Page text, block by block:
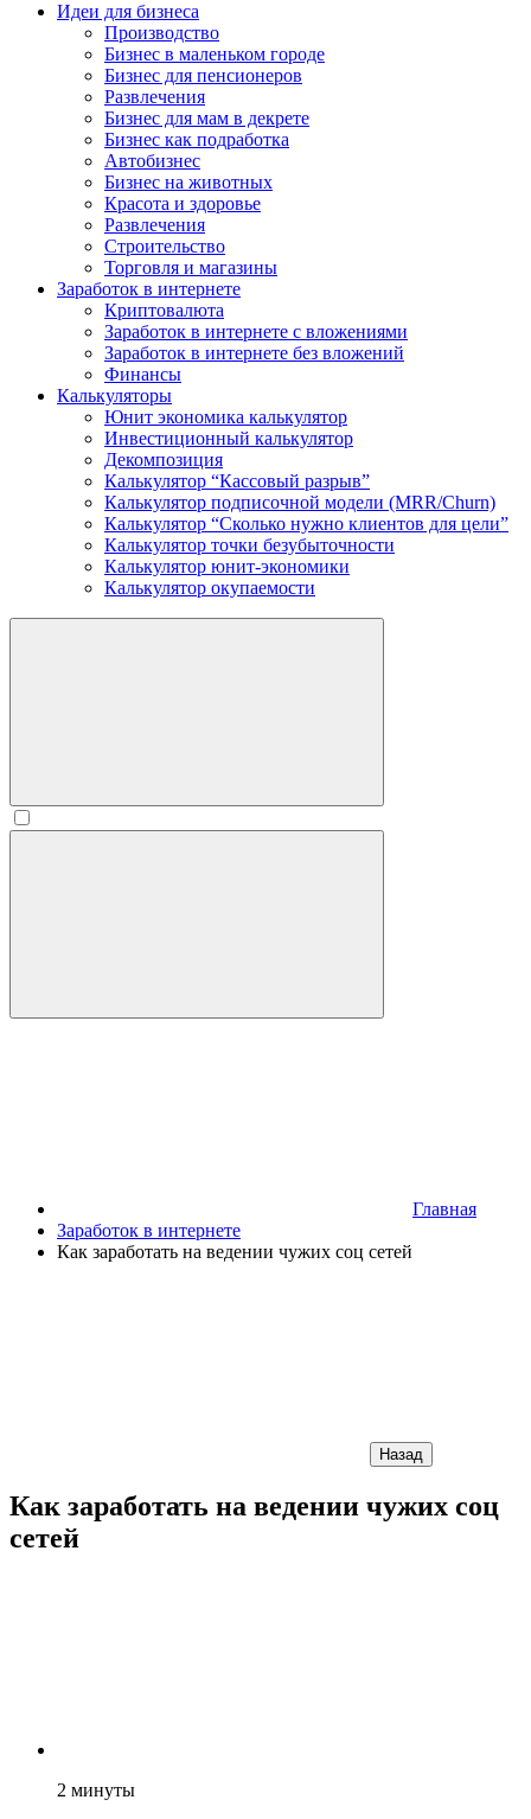
Идеи для бизнеса
Производство
Бизнес в маленьком городе
Бизнес для пенсионеров
Развлечения
Бизнес для мам в декрете
Бизнес как подработка
Автобизнес
Бизнес на животных
Красота и здоровье
Развлечения
Строительство
Торговля и магазины
Заработок в интернете
Криптовалюта
Заработок в интернете c вложениями
Заработок в интернете без вложений
Финансы
Калькуляторы
Юнит экономика калькулятор
Инвестиционный калькулятор
Декомпозиция
Калькулятор “Кассовый разрыв”
Калькулятор подписочной модели (MRR/Churn)
Калькулятор “Сколько нужно клиентов для цели”
Калькулятор точки безубыточности
Калькулятор юнит-экономики
Калькулятор окупаемости
Главная
Заработок в интернете
Как заработать на ведении чужих соц сетей
Назад
Как заработать на ведении чужих соц
сетей
2 минуты